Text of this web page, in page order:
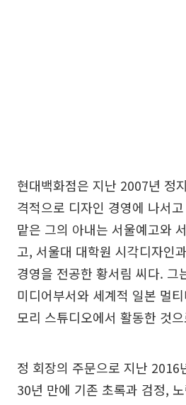
현대백화점은 지난 2007년 정
격적으로 디자인 경영에 나서
맡은 그의 아내는 서울예고와
고, 서울대 대학원 시각디자인
경영을 전공한 황서림 씨다. 그
미디어부서와 세계적 일본 멀
모리 스튜디오에서 활동한 것
정 회장의 주문으로 지난 2016
30년 만에 기존 초록과 검정,